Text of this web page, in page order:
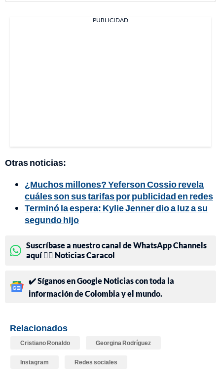
PUBLICIDAD
Otras noticias:
¿Muchos millones? Yeferson Cossio revela
cuáles son sus tarifas por publicidad en redes
Terminó la espera: Kylie Jenner dio a luz a su
segundo hijo
Suscríbase a nuestro canal de WhatsApp Channels
aquí 👉🏻 Noticias Caracol
✔️ Síganos en Google Noticias con toda la
información de Colombia y el mundo.
Relacionados
Cristiano Ronaldo Georgina Rodríguez
Instagram Redes sociales